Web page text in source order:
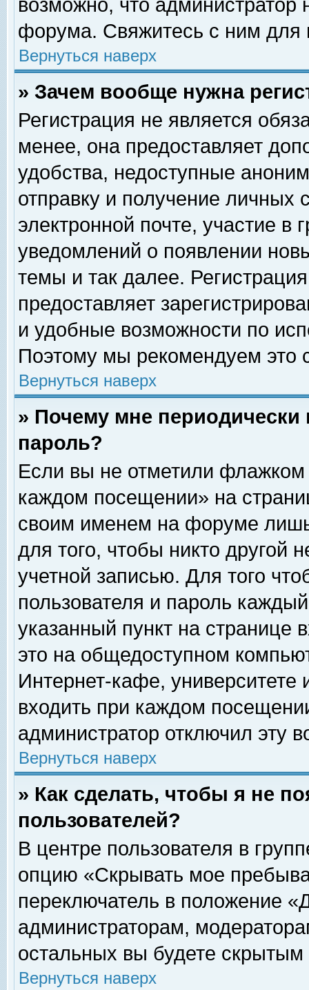
возможно, что
форума. Свяжитесь с ним для
Вернуться наверх
» Зачем вообще нужна
Регистрация не является
менее, она предоставляет
удобства, недоступные
отправку и получение личных
электронной почте, участие в
уведомлений о появлении
темы и так далее.
предоставляет
и удобные возможности по
Поэтому мы рекомендуем это
Вернуться наверх
» Почему мне
пароль?
Если вы не отметили флажком
каждом посещении» на
своим именем на форуме
для того, чтобы никто другой
учетной записью. Для того
пользователя и пароль
указанный пункт на
это на общедоступном
Интернет-кафе, университете
входить при каждом
администратор отключил эту
Вернуться наверх
» Как сделать, чтобы я не
пользователей?
В центре пользователя в
опцию «Скрывать мое
переключатель в положение
администраторам,
остальных вы будете скрытым
Вернуться наверх